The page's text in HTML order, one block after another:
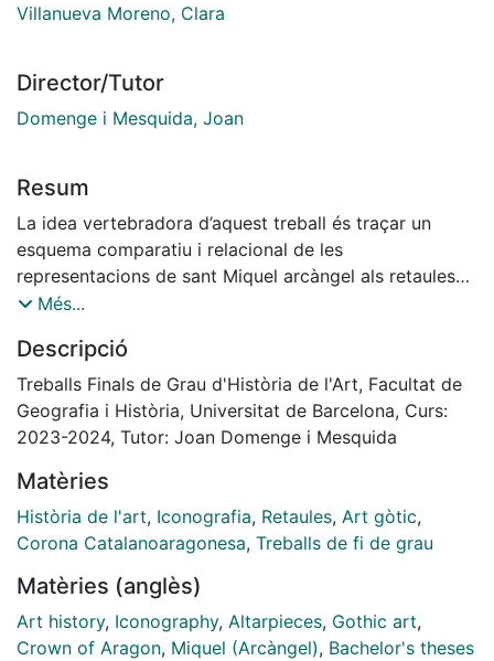
Villanueva Moreno, Clara
Director/Tutor
Domenge i Mesquida, Joan
Resum
La idea vertebradora d’aquest treball és traçar un
esquema comparatiu i relacional de les
representacions de sant Miquel arcàngel als retaules
gòtics de la Corona catalanoaragonesa. No es tracta
d’historiografia, des de Ch. R. Post fins a Gudiol i
Alcolea, i hi han merescut un apropament
individualitzat. Per contra, quedava pendent una
anàlisi de les peces que responen a aquesta
testimoni d’aquestes aproximacions particularitzades,
un dels principis primordials del treball és la divulgació
d’aquestes creacions artístiques que, com tot
aspectes socials, religiosos, polítics i econòmics del
moment. Davant d’un ventall ambiciós quant a
perspectives d’estudi –i que resultaria poc precís
Més...
Descripció
Treballs Finals de Grau d'Història de l'Art, Facultat de
Geografia i Història, Universitat de Barcelona, Curs:
2023-2024, Tutor: Joan Domenge i Mesquida
Matèries
Història de l'art, Iconografia, Retaules, Art gòtic,
Corona Catalanoaragonesa, Treballs de fi de grau
Matèries (anglès)
Art history, Iconography, Altarpieces, Gothic art,
Crown of Aragon, Miquel (Arcàngel), Bachelor's theses